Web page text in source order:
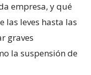
empresa, y qué
las leves hasta las
graves
la suspensión de